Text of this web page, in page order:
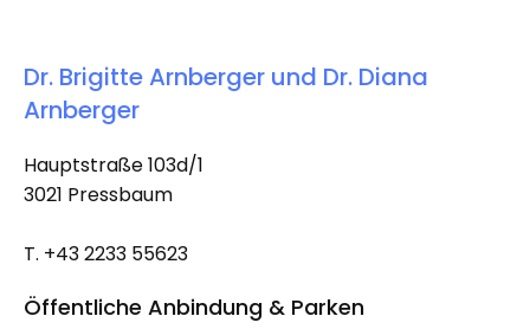
Dr. Brigitte Arnberger und Dr. Diana
Arnberger
Hauptstraße 103d/1
3021 Pressbaum
T. +43 2233 55623
Öffentliche Anbindung & Parken